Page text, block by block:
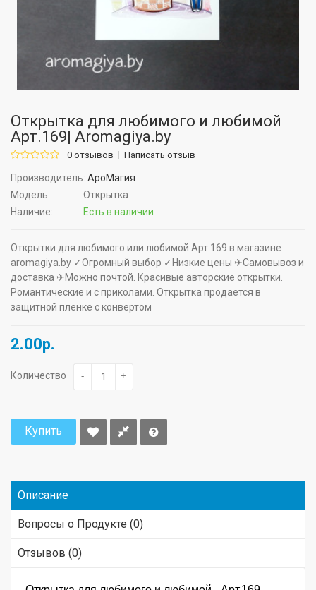
Открытка для любимого и любимой
Арт.169| Aromagiya.by
0 отзывов Написать отзыв
Производитель: АроМагия
Модель:
Открытка
Наличие:
Есть в наличии
Открытки для любимого или любимой Арт.169 в магазине
aromagiya.by ✓Огромный выбор ✓Низкие цены ✈Самовывоз и
доставка ✈Можно почтой. Красивые авторские открытки.
Романтические и с приколами. Открытка продается в
защитной пленке с конвертом
2.00р.
Количество - +
Купить
Описание
Вопросы о Продукте (0)
Отзывов (0)